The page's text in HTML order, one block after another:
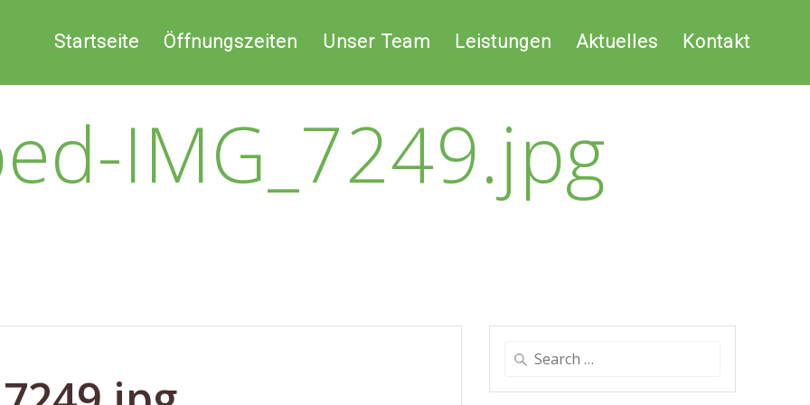
Startseite Öffnungszeiten Unser Team Leistungen Aktuelles Kontakt
IMG_7249.jpg
Search
for: